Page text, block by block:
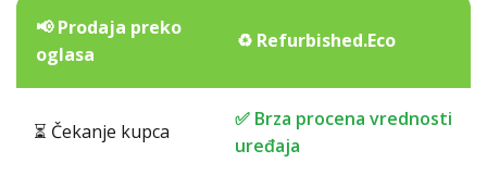
📢 Prodaja preko
oglasa
♻️ Refurbished.Eco
⏳ Čekanje kupca
✅ Brza procena vrednosti
uređaja